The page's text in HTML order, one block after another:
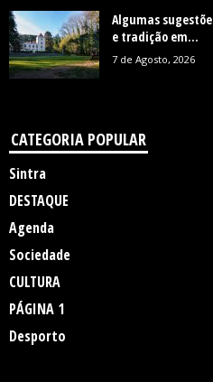
Algumas
e tradição em...
7 de Agosto, 2026
CATEGORIA POPULAR
Sintra
DESTAQUE
Agenda
Sociedade
CULTURA
PÁGINA 1
Desporto